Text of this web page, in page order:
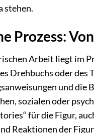
stehen.
Prozess:
Arbeit liegt im
Drehbuchs oder
und die
sozialen oder
für die Figur,
Reaktionen der